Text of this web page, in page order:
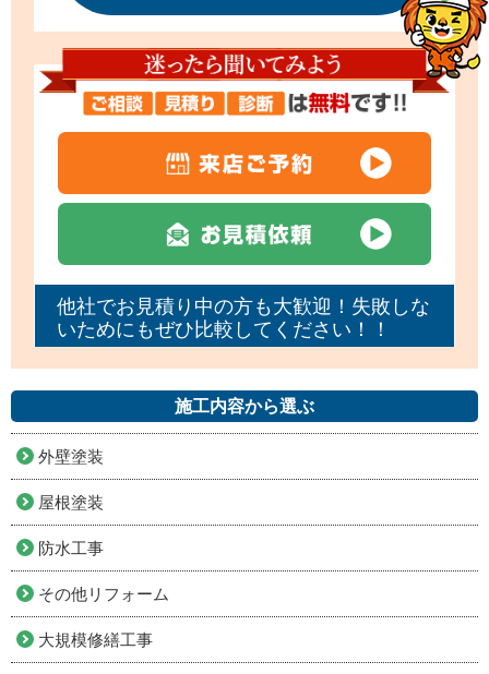
他社でお見積り中の方も大歓迎！失敗しな
いためにもぜひ比較してください！！
施工内容から選ぶ
外壁塗装
屋根塗装
防水工事
その他リフォーム
大規模修繕工事